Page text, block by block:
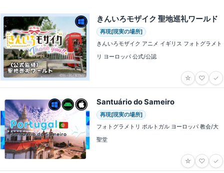
きんいろモザイク 聖地巡礼ワールド
再現[現実の場所]
きんいろモザイク アニメ イギリス フォトグラメト
リ ヨーロッパ 公式/公認
☆ ♡ ✓
Santuário do Sameiro
再現[現実の場所]
フォトグラメトリ ポルトガル ヨーロッパ 教会/大
聖堂
☆ ♡ ✓